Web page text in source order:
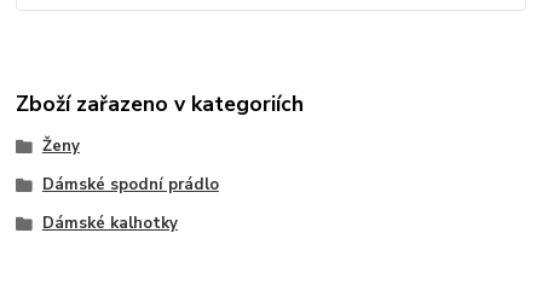
Zboží zařazeno v kategoriích
Ženy
Dámské spodní prádlo
Dámské kalhotky